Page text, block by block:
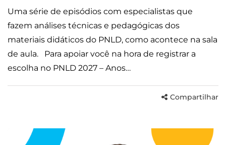
Uma série de episódios com especialistas que
fazem análises técnicas e pedagógicas dos
materiais didáticos do PNLD, como acontece na sala
de aula. Para apoiar você na hora de registrar a
escolha no PNLD 2027 – Anos…
Compartilhar